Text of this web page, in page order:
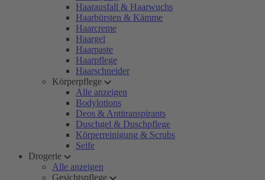
Haarausfall & Haarwuchs
Haarbürsten & Kämme
Haarcreme
Haargel
Haarpaste
Haarpflege
Haarschneider
Körperpflege
Alle anzeigen
Bodylotions
Deos & Antitranspirants
Duschgel & Duschpflege
Körperreinigung & Scrubs
Seife
Drogerie
Alle anzeigen
Gesichtspflege